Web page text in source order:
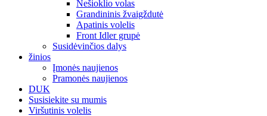
Nešioklio volas
Grandininis žvaigždutė
Apatinis volelis
Front Idler grupė
Susidėvinčios dalys
žinios
Įmonės naujienos
Pramonės naujienos
DUK
Susisiekite su mumis
Viršutinis volelis